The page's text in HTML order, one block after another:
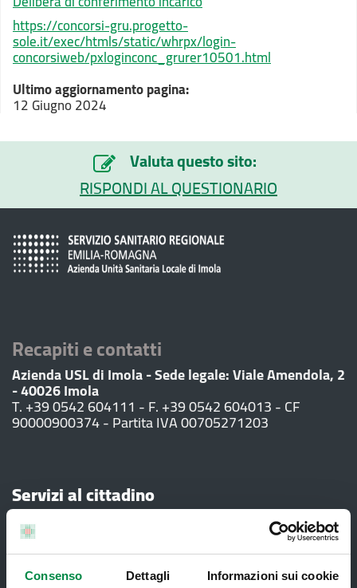
Consenso Dettagli Informazioni sui cookie
https://concorsi-gru.progetto-
sole.it/exec/htmls/static/whrpx/login-
concorsiweb/pxloginconc_grurer10501.html
Ultimo aggiornamento pagina:
12 Giugno 2024
Valuta questo sito:
RISPONDI AL QUESTIONARIO
Recapiti e contatti
Azienda USL di Imola - Sede legale: Viale Amendola, 2
- 40026 Imola
T. +39 0542 604111 - F. +39 0542 604013 - CF
90000900374 - Partita IVA 00705271203
Servizi al cittadino
Ambulatori di Continuità Assistenziale
e CAU